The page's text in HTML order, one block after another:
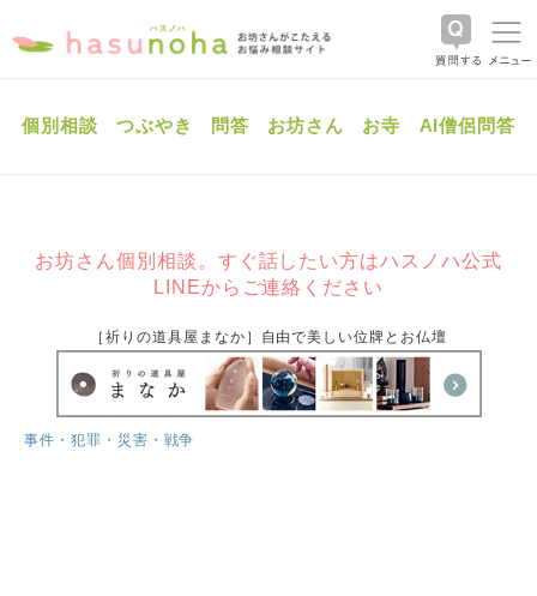
個別相談 つぶやき 問答 お坊さん お寺 AI僧侶問答
お坊さん個別相談。すぐ話したい方はハスノハ公式
LINEからご連絡ください
［祈りの道具屋まなか］自由で美しい位牌とお仏壇
事件・犯罪・災害・戦争